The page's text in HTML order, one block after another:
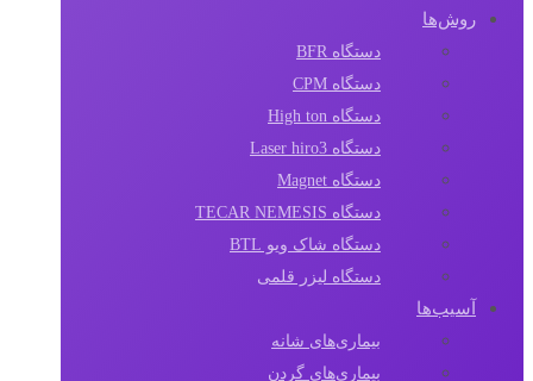
روش‌ها
دستگاه BFR
دستگاه CPM
دستگاه High ton
دستگاه Laser hiro3
دستگاه Magnet
دستگاه TECAR NEMESIS
دستگاه شاک ویو BTL
دستگاه لیزر قلمی
آسیب‌ها
بیماری‌های شانه
بیماری‌های گردن